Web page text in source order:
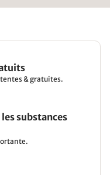
& gratuites.
substances